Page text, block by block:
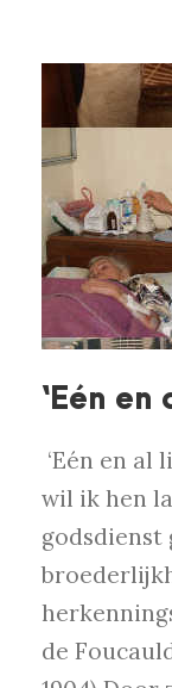
‘Eén en
‘Eén en al
wil ik hen
godsdienst
de